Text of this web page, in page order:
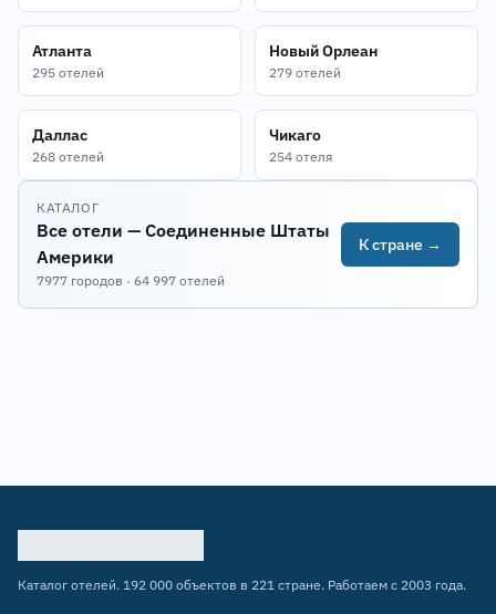
Атланта
295 отелей
Новый Орлеан
279 отелей
Даллас
268 отелей
Чикаго
254 отеля
КАТАЛОГ
Все отели — Соединенные Штаты
Америки
7977 городов · 64 997 отелей
К стране →
Каталог отелей. 192 000 объектов в 221 стране. Работаем с 2003 года.